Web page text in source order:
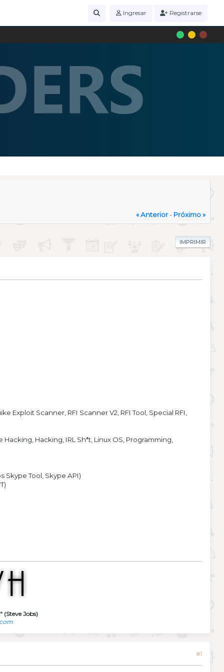
Ingresar Registrarse
« Anterior- Próximo »
IMPRIMIR
Scanner, RFI Scanner V2, RFI Tool, Special RFI,
Hacking, IRL Sh*t, Linux OS, Programming,
Skype Tool, Skype API)
(Steve Jobs)
#1